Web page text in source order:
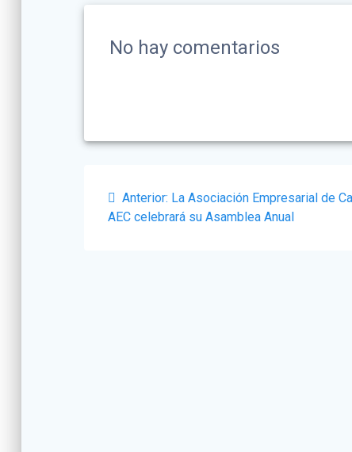
No hay comentarios
Navegación
de
Anterior: Post
anterior:
La Asociación Empresarial de
AEC celebrará su Asamblea Anual